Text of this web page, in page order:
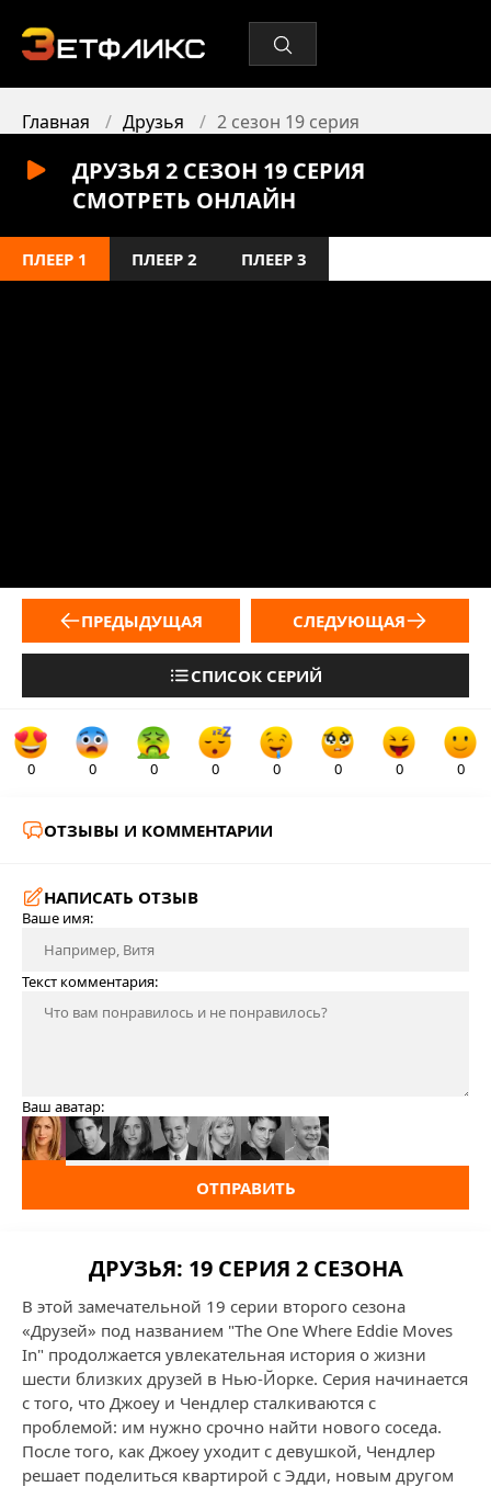
Главная Друзья 2 сезон 19 серия
ДРУЗЬЯ 2 СЕЗОН 19 СЕРИЯ
СМОТРЕТЬ ОНЛАЙН
ПЛЕЕР 1 ПЛЕЕР 2 ПЛЕЕР 3
ПРЕДЫДУЩАЯ
СПИСОК СЕРИЙ
СЛЕДУЮЩАЯ
0 0 0 0 0 0 0 0
ОТЗЫВЫ И КОММЕНТАРИИ
НАПИСАТЬ ОТЗЫВ
Ваше имя:
Текст комментария:
Ваш аватар:
ОТПРАВИТЬ
ДРУЗЬЯ: 19 СЕРИЯ 2 СЕЗОНА
В этой замечательной 19 серии второго сезона
«Друзей» под названием "The One Where Eddie Moves
In" продолжается увлекательная история о жизни
шести близких друзей в Нью-Йорке. Серия начинается
с того, что Джоey и Чендлер сталкиваются с
проблемой: им нужно срочно найти нового соседа.
После того, как Джоey уходит с девушкой, Чендлер
решает поделиться квартирой с Эдди, новым другом